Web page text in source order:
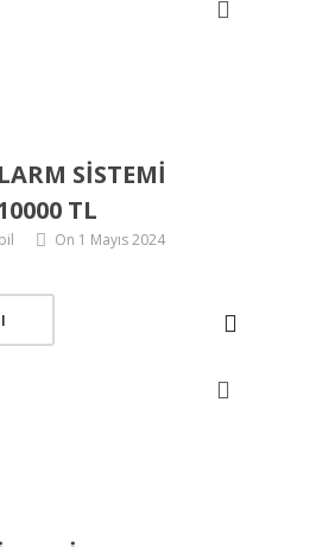
SISTEMI
TL
On 1 Mayıs 2024